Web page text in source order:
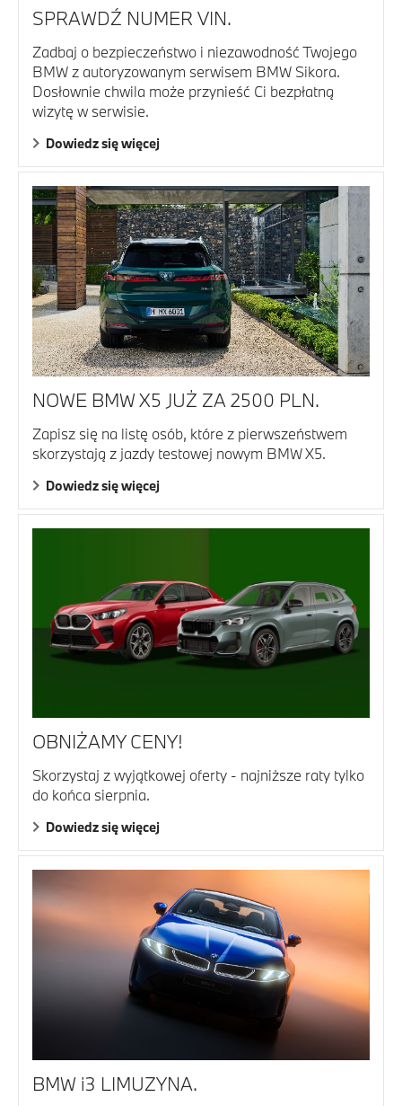
SPRAWDŹ NUMER VIN.
Zadbaj o bezpieczeństwo i niezawodność Twojego
BMW z autoryzowanym serwisem BMW Sikora.
Dosłownie chwila może przynieść Ci bezpłatną
wizytę w serwisie.
Dowiedz się więcej
NOWE BMW X5 JUŻ ZA 2500 PLN.
Zapisz się na listę osób, które z pierwszeństwem
skorzystają z jazdy testowej nowym BMW X5.
Dowiedz się więcej
OBNIŻAMY CENY!
Skorzystaj z wyjątkowej oferty - najniższe raty tylko
do końca sierpnia.
Dowiedz się więcej
BMW i3 LIMUZYNA.